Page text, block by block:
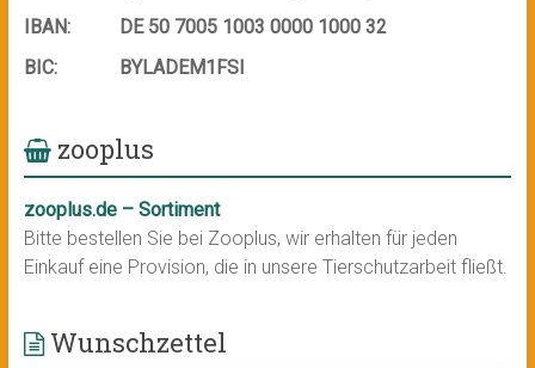
IBAN:
DE 50 7005 1003 0000 1000 32
BIC:
BYLADEM1FSI
zooplus
zooplus.de – Sortiment
Bitte bestellen Sie bei Zooplus, wir erhalten für jeden
Einkauf eine Provision, die in unsere Tierschutzarbeit fließt.
Wunschzettel